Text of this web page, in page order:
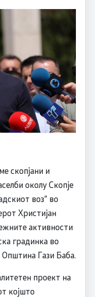
скопјани и
околу Скопје
воз“ во
Христијан
активности
градинка во
Гази Баба.
проект на
којшто